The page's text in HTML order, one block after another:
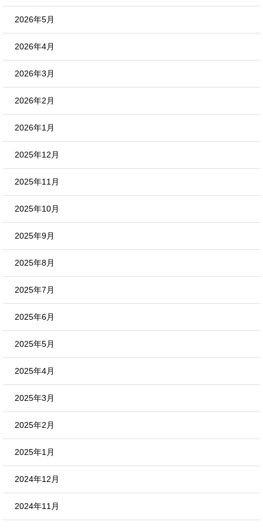
2026年5月
2026年4月
2026年3月
2026年2月
2026年1月
2025年12月
2025年11月
2025年10月
2025年9月
2025年8月
2025年7月
2025年6月
2025年5月
2025年4月
2025年3月
2025年2月
2025年1月
2024年12月
2024年11月